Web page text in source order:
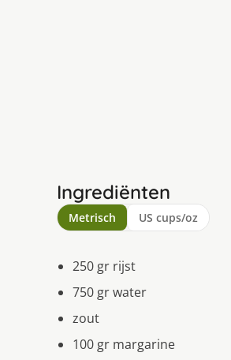
Ingrediënten
Metrisch US cups/oz
250 gr rijst
750 gr water
zout
100 gr margarine